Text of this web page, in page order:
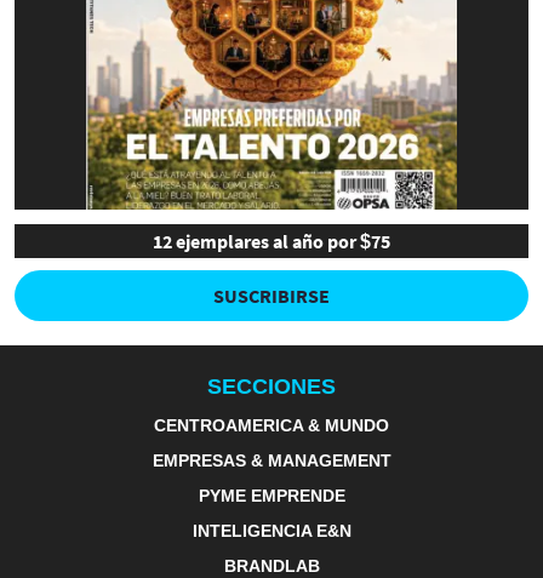
12 ejemplares al año por $75
SUSCRIBIRSE
SECCIONES
CENTROAMERICA & MUNDO
EMPRESAS & MANAGEMENT
PYME EMPRENDE
INTELIGENCIA E&N
BRANDLAB